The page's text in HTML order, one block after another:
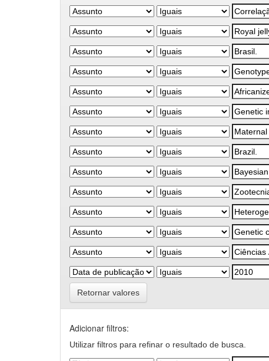
Retornar valores
Adicionar filtros:
Utilizar filtros para refinar o resultado de busca.